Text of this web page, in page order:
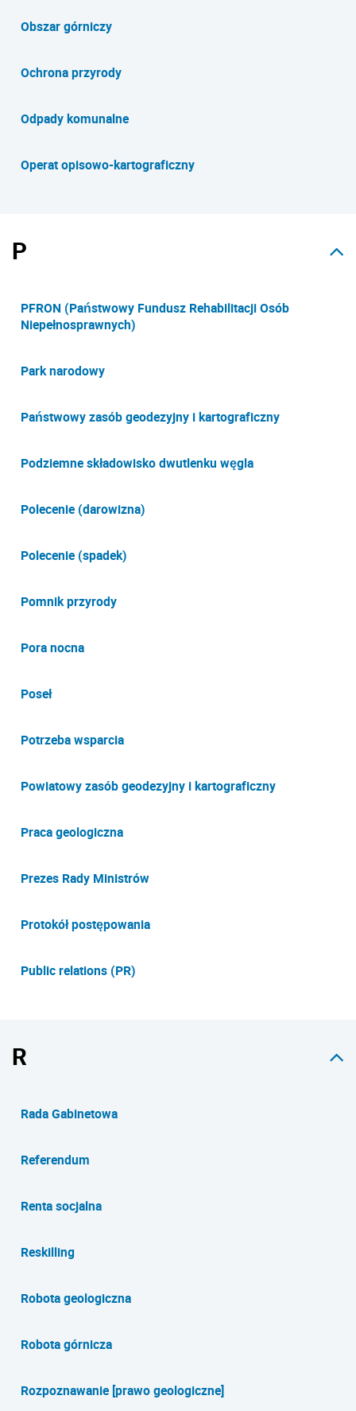
Obszar górniczy
Ochrona przyrody
Odpady komunalne
Operat opisowo-kartograficzny
P
PFRON (Państwowy Fundusz Rehabilitacji Osób
Niepełnosprawnych)
Park narodowy
Państwowy zasób geodezyjny i kartograficzny
Podziemne składowisko dwutlenku węgla
Polecenie (darowizna)
Polecenie (spadek)
Pomnik przyrody
Pora nocna
Poseł
Potrzeba wsparcia
Powiatowy zasób geodezyjny i kartograficzny
Praca geologiczna
Prezes Rady Ministrów
Protokół postępowania
Public relations (PR)
R
Rada Gabinetowa
Referendum
Renta socjalna
Reskilling
Robota geologiczna
Robota górnicza
Rozpoznawanie [prawo geologiczne]